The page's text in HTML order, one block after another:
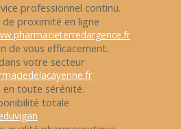
professionnel continu.
proximité en ligne
de vous efficacement.
votre secteur
toute sérénité.
totale